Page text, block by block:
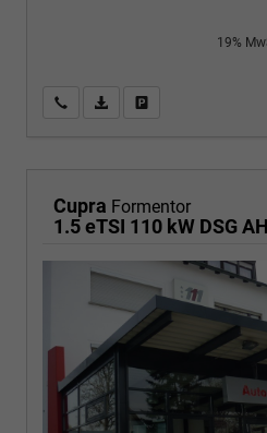
19%
Wir rufen Sie anPDF-Fahrzeugexposé
Cupra Formentor
1.5 eTSI 110 kW DSG